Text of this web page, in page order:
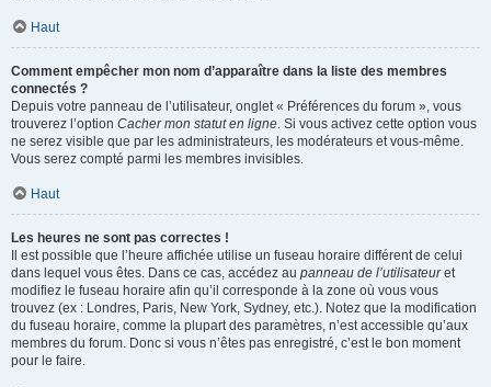
Haut
Comment empêcher mon nom d’apparaître dans la liste des membres
connectés ?
Depuis votre panneau de l’utilisateur, onglet « Préférences du forum », vous
trouverez l’option Cacher mon statut en ligne. Si vous activez cette option vous
ne serez visible que par les administrateurs, les modérateurs et vous-même.
Vous serez compté parmi les membres invisibles.
Haut
Les heures ne sont pas correctes !
Il est possible que l’heure affichée utilise un fuseau horaire différent de celui
dans lequel vous êtes. Dans ce cas, accédez au panneau de l’utilisateuret
modifiez le fuseau horaire afin qu’il corresponde à la zone où vous vous
trouvez (ex : Londres, Paris, New York, Sydney, etc.). Notez que la modification
du fuseau horaire, comme la plupart des paramètres, n’est accessible qu’aux
membres du forum. Donc si vous n’êtes pas enregistré, c’est le bon moment
pour le faire.